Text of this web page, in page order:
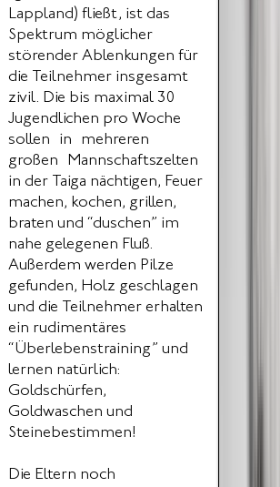
Lappland) fließt, ist das
Spektrum möglicher
störender Ablenkungen für
die Teilnehmer insgesamt
zivil. Die bis maximal 30
Jugendlichen pro Woche
sollen in mehreren
großen Mannschaftszelten
in der Taiga nächtigen, Feuer
machen, kochen, grillen,
braten und “duschen” im
nahe gelegenen Fluß.
Außerdem werden Pilze
gefunden, Holz geschlagen
und die Teilnehmer erhalten
ein rudimentäres
“Überlebenstraining” und
lernen natürlich:
Goldschürfen,
Goldwaschen und
Steinebestimmen!
Die Eltern noch